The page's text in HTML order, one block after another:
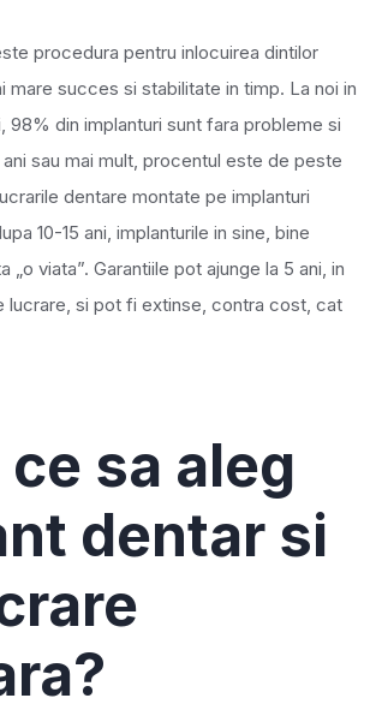
procedura pentru inlocuirea dintilor
mare succes si stabilitate in timp. La noi in
98% din implanturi sunt fara probleme si
sau mai mult, procentul este de peste
dentare montate pe implanturi
10-15 ani, implanturile in sine, bine
„o viata”. Garantiile pot ajunge la 5 ani, in
lucrare, si pot fi extinse, contra cost, cat
ce sa aleg
dentar si